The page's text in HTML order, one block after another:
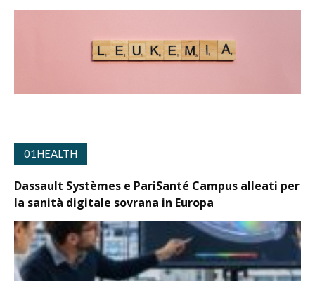
01HEALTH
Dassault Systèmes e PariSanté Campus alleati per
la sanità digitale sovrana in Europa